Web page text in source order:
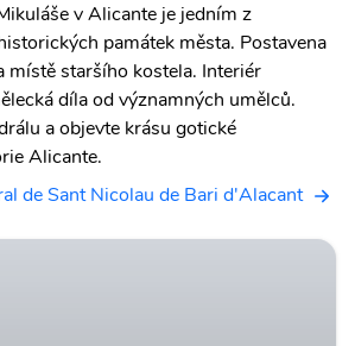
v Alicante je jedním z
památek města. Postavena
místě staršího kostela. Interiér
díla od významných umělců.
a objevte krásu gotické
Alicante.
de Sant Nicolau de Bari d'Alacant